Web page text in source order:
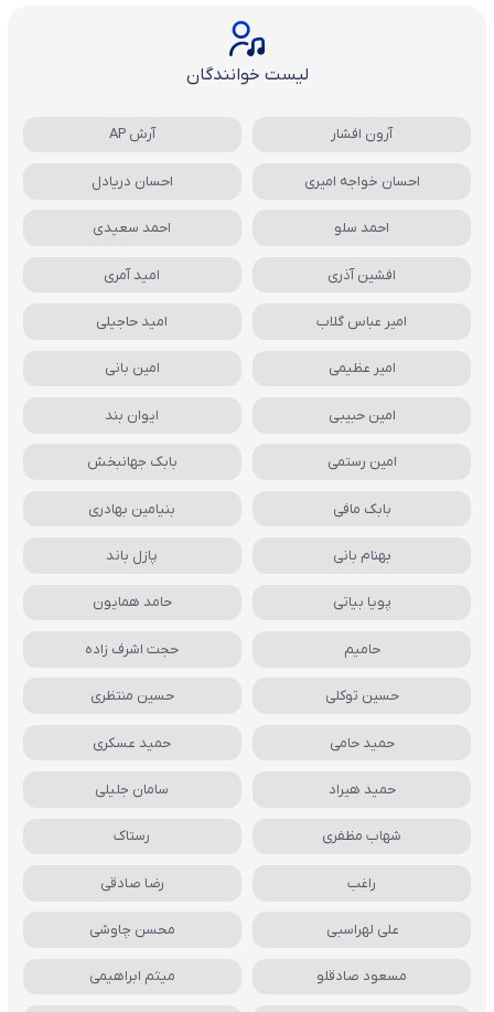
لیست خوانندگان
آرون افشار آرش AP
احسان خواجه امیری احسان دریادل
احمد سلو احمد سعیدی
افشین آذری امید آمری
امیر عباس گلاب امید حاجیلی
امیر عظیمی امین بانی
امین حبیبی ایوان بند
امین رستمی بابک جهانبخش
بابک مافی بنیامین بهادری
بهنام بانی پازل باند
پویا بیاتی حامد همایون
حامیم حجت اشرف زاده
حسین توکلی حسین منتظری
حمید حامی حمید عسکری
حمید هیراد سامان جلیلی
شهاب مظفری رستاک
راغب رضا صادقی
علی لهراسبی محسن چاوشی
مسعود صادقلو میثم ابراهیمی